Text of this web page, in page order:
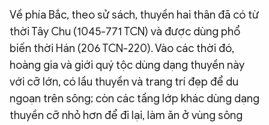
Ảnh
Infographic
Chuyên trang An ninh thế giớiVăn nghệ Công an
Chuyên đề
Về phía Bắc, theo sử sách, thuyền hai thân đã có từ
thời Tây Chu (1045-771 TCN) và được dùng phổ
biến thời Hán (206 TCN-220). Vào các thời đó,
hoàng gia và giới quý tộc dùng dạng thuyền này
với cỡ lớn, có lầu thuyền và trang trí đẹp để du
ngoạn trên sông; còn các tầng lớp khác dùng dạng
thuyền cỡ nhỏ hơn để đi lại, làm ăn ở vùng sông